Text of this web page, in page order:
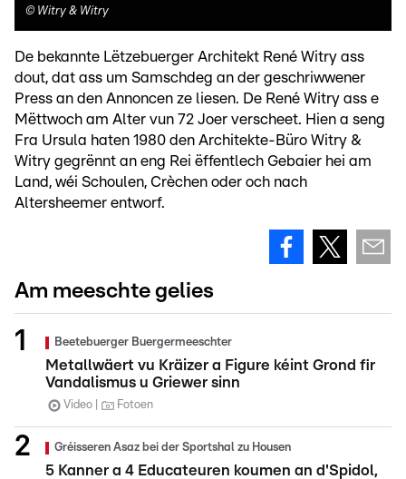
© Witry & Witry
De bekannte Lëtzebuerger Architekt René Witry ass
dout, dat ass um Samschdeg an der geschriwwener
Press an den Annoncen ze liesen. De René Witry ass e
Mëttwoch am Alter vun 72 Joer verscheet. Hien a seng
Fra Ursula haten 1980 den Architekte-Büro Witry &
Witry gegrënnt an eng Rei ëffentlech Gebaier hei am
Land, wéi Schoulen, Crèchen oder och nach
Altersheemer entworf.
Am meeschte gelies
Beetebuerger Buergermeeschter
Metallwäert vu Kräizer a Figure kéint Grond fir
Vandalismus u Griewer sinn
Video Fotoen
Gréisseren Asaz bei der Sportshal zu Housen
5 Kanner a 4 Educateuren koumen an d'Spidol,